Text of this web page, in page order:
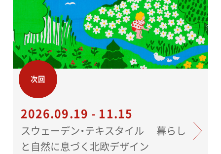
次回
2026.09.19 - 11.15
スウェーデン・テキスタイル 暮らし
と自然に息づく北欧デザイン